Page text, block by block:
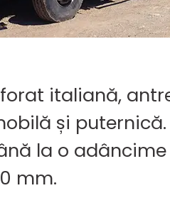
italiană,
și
la o
mm.